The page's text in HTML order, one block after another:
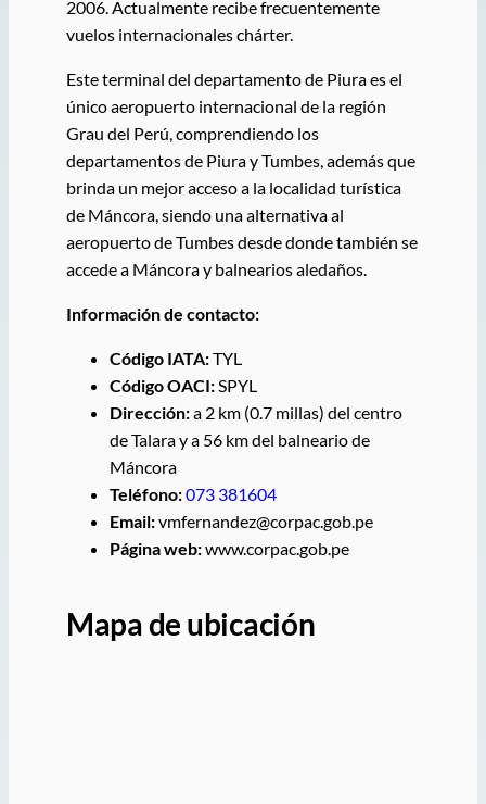
2006. Actualmente recibe frecuentemente
vuelos internacionales chárter.
Este terminal del departamento de Piura es el
único aeropuerto internacional de la región
Grau del Perú, comprendiendo los
departamentos de Piura y Tumbes, además que
brinda un mejor acceso a la localidad turística
de Máncora, siendo una alternativa al
aeropuerto de Tumbes desde donde también se
accede a Máncora y balnearios aledaños.
Información de contacto:
Código IATA:TYL
Código OACI:SPYL
Dirección:a 2 km (0.7 millas) del centro
de Talara y a 56 km del balneario de
Máncora
Teléfono:073 381604
Email:vmfernandez@corpac.gob.pe
Página web:www.corpac.gob.pe
Mapa de ubicación